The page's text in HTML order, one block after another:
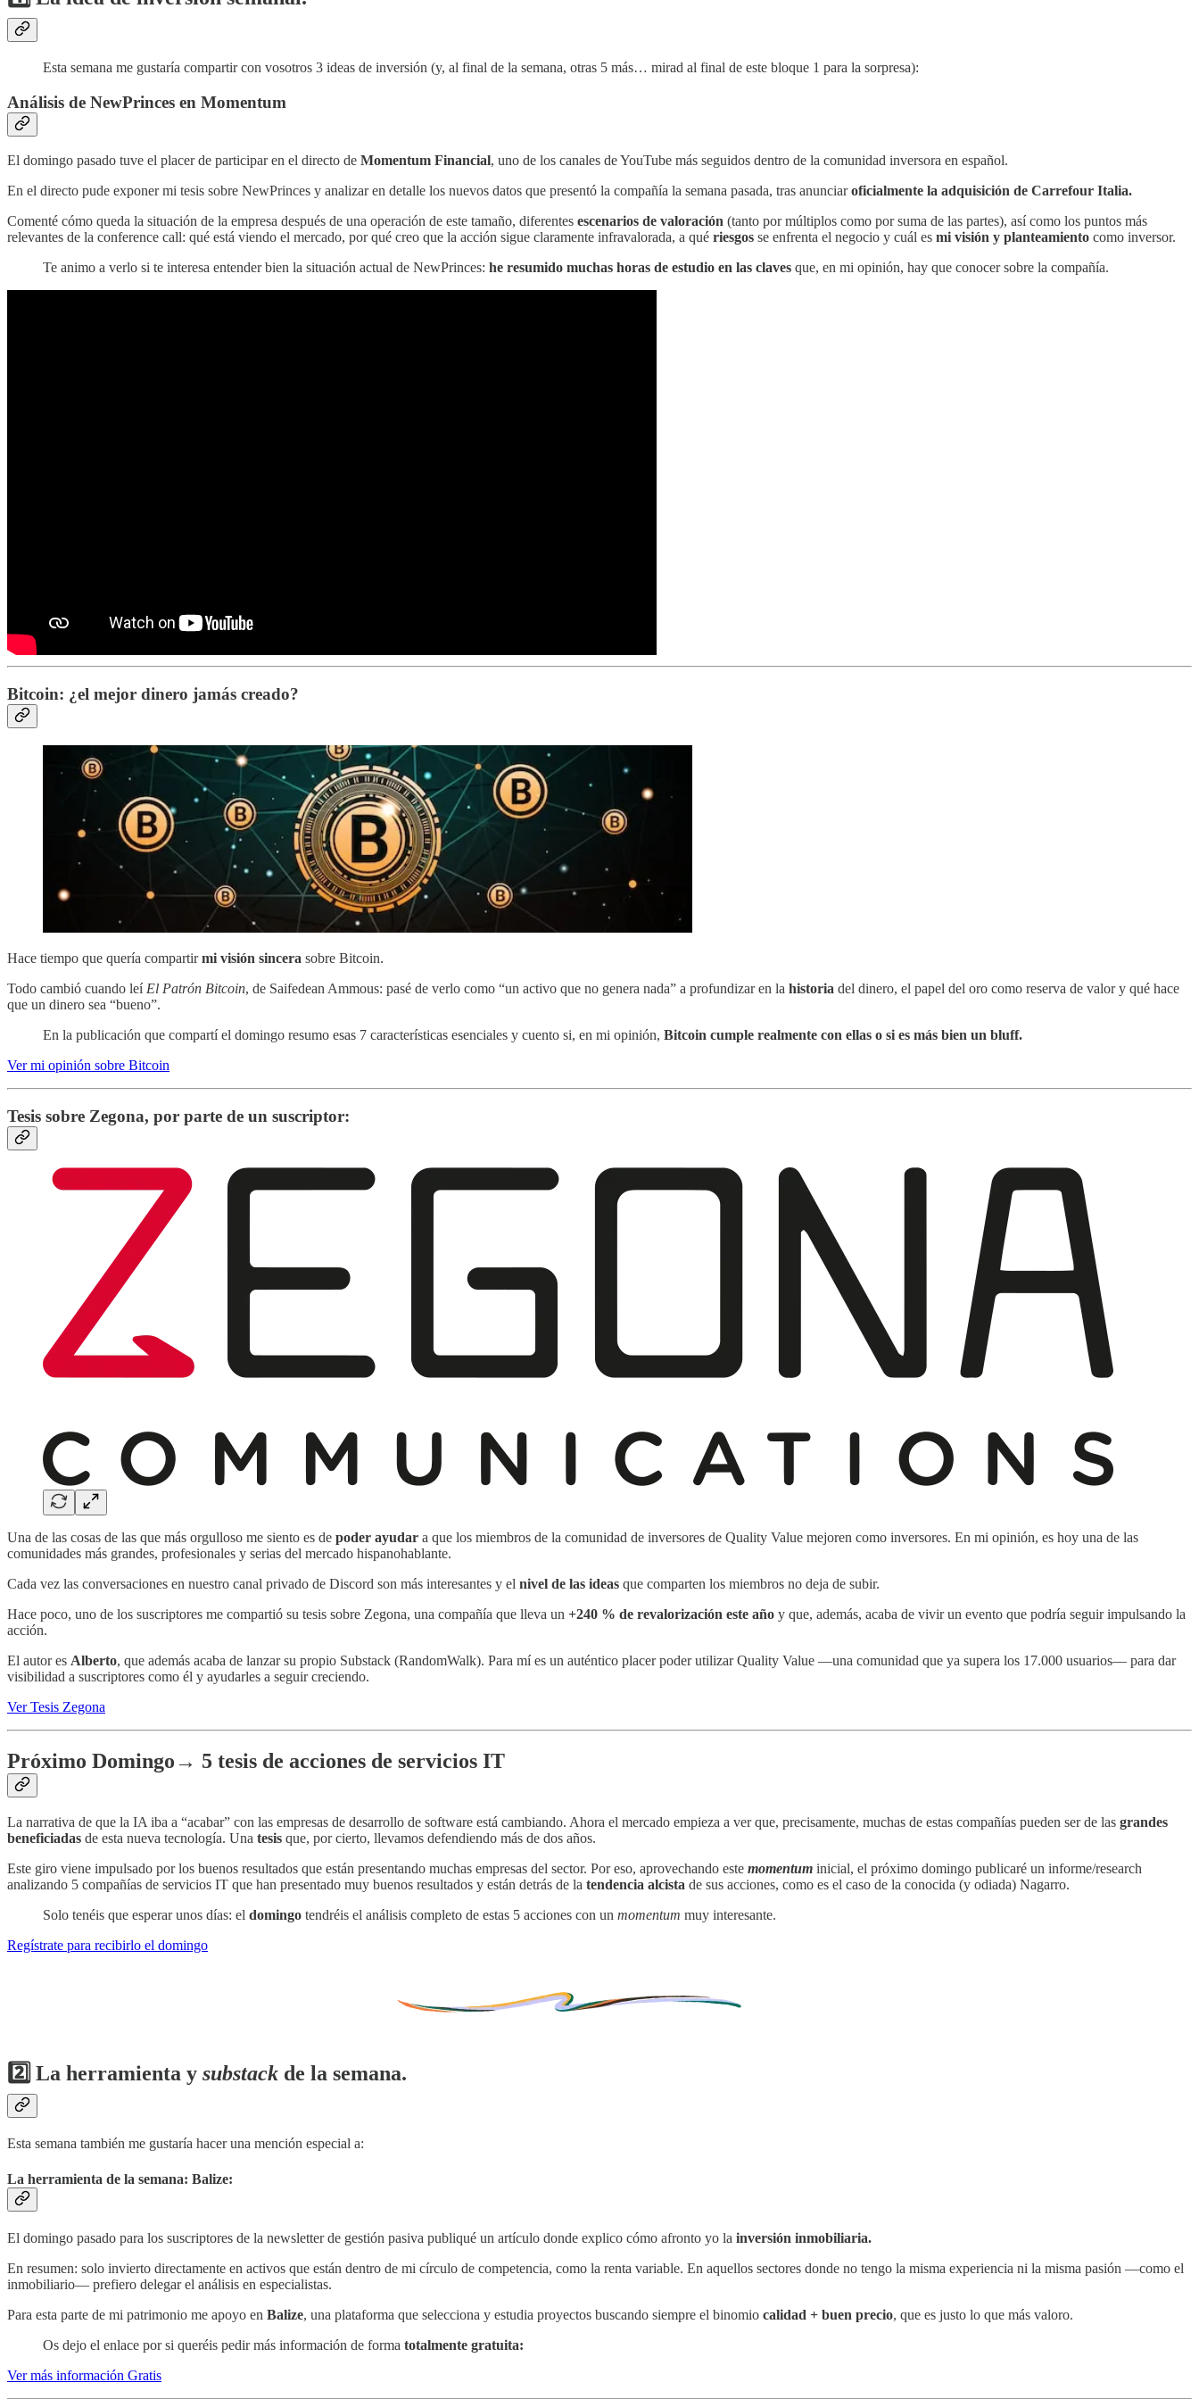
Esta semana me gustaría compartir con vosotros 3 ideas de inversión (y, al final de la semana, otras 5 más… mirad al final de este bloque 1 para la sorpresa):
Análisis de NewPrinces en Momentum
El domingo pasado tuve el placer de participar en el directo de Momentum Financial, uno de los canales de YouTube más seguidos dentro de la comunidad inversora en español.
En el directo pude exponer mi tesis sobre NewPrinces y analizar en detalle los nuevos datos que presentó la compañía la semana pasada, tras anunciaroficialmente la adquisición de Carrefour Italia.
Comenté cómo queda la situación de la empresa después de una operación de este tamaño, diferentes escenarios de valoración (tanto por múltiplos como por suma de las partes), así como los puntos más
relevantes de la conference call: qué está viendo el mercado, por qué creo que la acción sigue claramente infravalorada, a qué riesgos se enfrenta el negocio y cuál es mi visión y planteamiento como inversor.
Te animo a verlo si te interesa entender bien la situación actual de NewPrinces: he resumido muchas horas de estudio en las claves que, en mi opinión, hay que conocer sobre la compañía.
Bitcoin: ¿el mejor dinero jamás creado?
Hace tiempo que quería compartirmi visión sincera sobre Bitcoin.
Todo cambió cuando leí El Patrón Bitcoin, de Saifedean Ammous: pasé de verlo como “un activo que no genera nada” a profundizar en la historia del dinero, el papel del oro como reserva de valor y qué hace
que un dinero sea “bueno”.
En la publicación que compartí el domingo resumo esas 7 características esenciales y cuento si, en mi opinión, Bitcoin cumple realmente con ellas o si es más bien un bluff.
Ver mi opinión sobre Bitcoin
Tesis sobre Zegona, por parte de un suscriptor:
Una de las cosas de las que más orgulloso me siento es de poder ayudar a que los miembros de la comunidad de inversores de Quality Value mejoren como inversores. En mi opinión, es hoy una de las
comunidades más grandes, profesionales y serias del mercado hispanohablante.
Cada vez las conversaciones en nuestro canal privado de Discord son más interesantes y el nivel de las ideas que comparten los miembros no deja de subir.
Hace poco, uno de los suscriptores me compartió su tesis sobre Zegona, una compañía que lleva un +240 % de revalorización este año y que, además, acaba de vivir un evento que podría seguir impulsando la
acción.
El autor es Alberto, que además acaba de lanzar su propio Substack (RandomWalk). Para mí es un auténtico placer poder utilizar Quality Value —una comunidad que ya supera los 17.000 usuarios— para dar
visibilidad a suscriptores como él y ayudarles a seguir creciendo.
Ver Tesis Zegona
Próximo Domingo→ 5 tesis de acciones de servicios IT
La narrativa de que la IA iba a “acabar” con las empresas de desarrollo de software está cambiando. Ahora el mercado empieza a ver que, precisamente, muchas de estas compañías pueden ser de las grandes
beneficiadas de esta nueva tecnología. Una tesis que, por cierto, llevamos defendiendo más de dos años.
Este giro viene impulsado por los buenos resultados que están presentando muchas empresas del sector. Por eso, aprovechando este momentum inicial, el próximo domingo publicaré un informe/research
analizando 5 compañías de servicios IT que han presentado muy buenos resultados y están detrás de la tendencia alcista de sus acciones, como es el caso de la conocida (y odiada) Nagarro.
Solo tenéis que esperar unos días: el domingo tendréis el análisis completo de estas 5 acciones con un momentum muy interesante.
Regístrate para recibirlo el domingo
2️⃣ La herramienta y substack de la semana.
Esta semana también me gustaría hacer una mención especial a:
La herramienta de la semana: Balize:
El domingo pasado para los suscriptores de la newsletter de gestión pasiva publiqué un artículo donde explico cómo afronto yo la inversión inmobiliaria.
En resumen: solo invierto directamente en activos que están dentro de mi círculo de competencia, como la renta variable. En aquellos sectores donde no tengo la misma experiencia ni la misma pasión —como el
inmobiliario— prefiero delegar el análisis en especialistas.
Para esta parte de mi patrimonio me apoyo en Balize, una plataforma que selecciona y estudia proyectos buscando siempre el binomio calidad + buen precio, que es justo lo que más valoro.
Os dejo el enlace por si queréis pedir más información de forma totalmente gratuita:
Ver más información Gratis